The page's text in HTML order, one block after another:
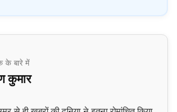
के बारे में
कुमार